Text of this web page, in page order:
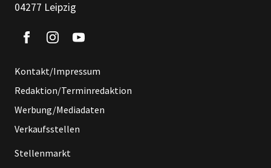
04277 Leipzig
Kontakt/Impressum
Redaktion/Terminredaktion
Werbung/Mediadaten
Verkaufsstellen
Stellenmarkt